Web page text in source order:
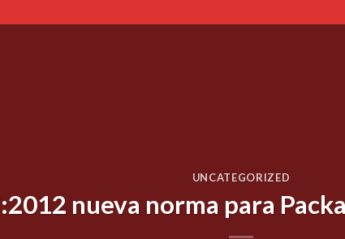
UNCATEGORIZED
nueva norma para